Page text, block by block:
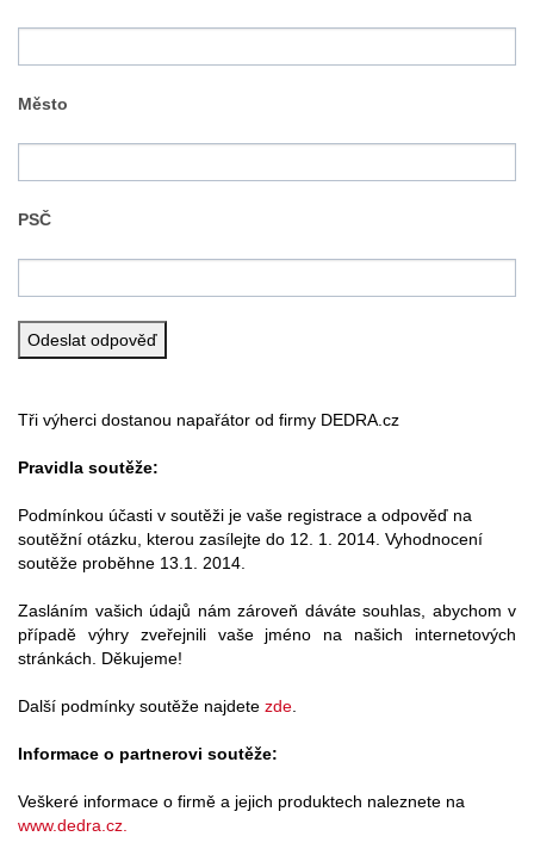
Město
PSČ
Tři výherci dostanou napařátor od firmy DEDRA.cz
Pravidla soutěže:
Podmínkou účasti v soutěži je vaše registrace a odpověď na
soutěžní otázku, kterou zasílejte do 12. 1. 2014. Vyhodnocení
soutěže proběhne 13.1. 2014.
Zasláním vašich údajů nám zároveň dáváte souhlas, abychom v
případě výhry zveřejnili vaše jméno na našich internetových
stránkách. Děkujeme!
Další podmínky soutěže najdete zde
Informace o partnerovi soutěže:
Veškeré informace o firmě a jejich produktech naleznete na
www.dedra.cz.